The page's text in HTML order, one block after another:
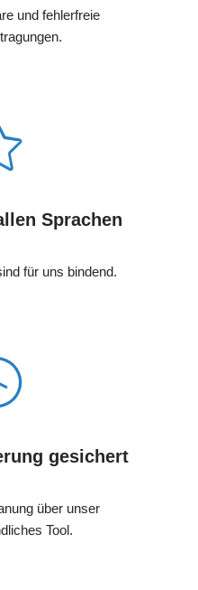
und fehlerfreie
Sprachen
für uns bindend.
gesichert
über unser
Tool.